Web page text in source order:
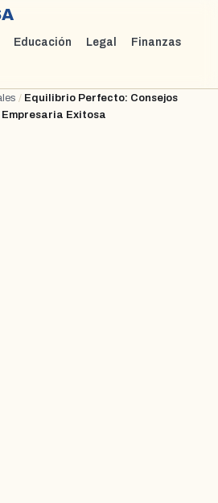
Educación Legal Finanzas
/ Equilibrio Perfecto: Consejos
Exitosa